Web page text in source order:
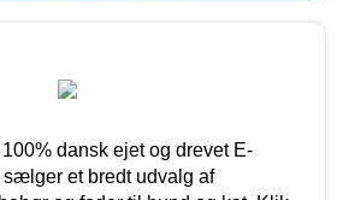
dansk ejet og drevet E-
et bredt udvalg af